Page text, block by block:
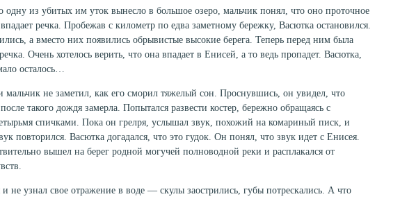
одну из убитых им уток вынесло в большое озеро, мальчик понял, что оно проточное
речка. Пробежав с километр по едва заметному бережку, Васют­ка остановился.
а вместо них появились обрывистые высокие берега. Теперь перед ним была
Очень хотелось верить, что она впадает в Енисей, а то ведь пропадет. Васютка,
осталось…
не заметил, как его сморил тяже­лый сон. Проснувшись, он увидел, что
та­кого дождя замерла. Попытался развести костер, бережно обра­щаясь с
спичками. Пока он грелря, услы­шал звук, похожий на комариный писк, и
по­вторился. Васютка догадался, что это гудок. Он понял, что звук идет с Енисея.
вышел на берег родной могучей полноводной реки и расплакался от
не узнал свое отражение в воде — скулы заострились, губы потрескались. А что